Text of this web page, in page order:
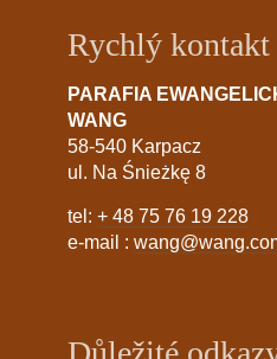
Rychlý kontakt
PARAFIA
WANG
58-540 Karpacz
ul. Na Śnieżkę 8
tel: + 48 75 76 19 228
e-mail :